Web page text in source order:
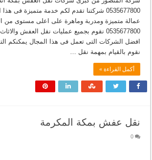
0535677800 شركتنا تقدم لكم خدمة متميزة فى
عمالة متميزة ومدربة وماهرة على اعلى مستوى من
0535677800 نقوم بجميع عمليات نقل العفش
افضل الشركات التى تعمل فى هذا المجال يمكنكم
نقوم بالقيام بمهمة نقل …
أكمل القراءة »
نقل عفش بمكة المكرمة
0